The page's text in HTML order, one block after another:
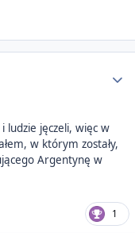
ludzie jęczeli, więc w
w którym zostały,
Argentynę w
1